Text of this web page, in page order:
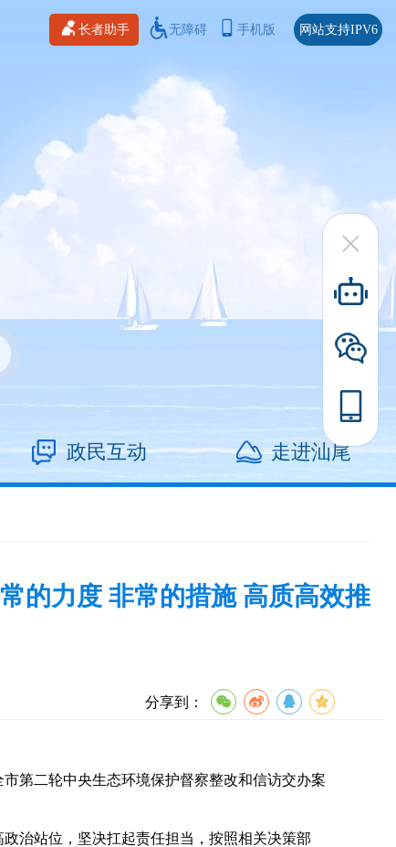
长者助手 无障碍 手机版 网站支持IPV6
政民互动 走进汕尾
的力度 非常的措施 高质高效推
分享到：
第二轮中央生态环境保护督察整改和信访交办案
治站位，坚决扛起责任担当，按照相关决策部